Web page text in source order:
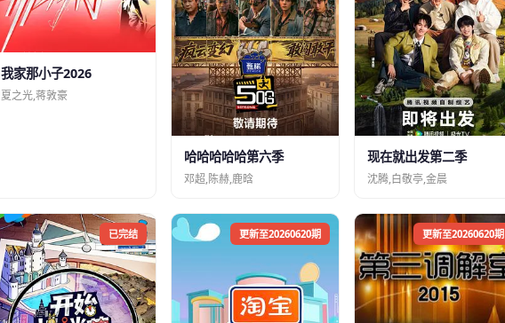
我家那小子2026
夏之光,蒋敦豪
哈哈哈哈哈第六季
邓超,陈赫,鹿晗
现在就出发第二季
沈腾,白敬亭,金晨
已完结 更新至20260620期 更新至20260620期